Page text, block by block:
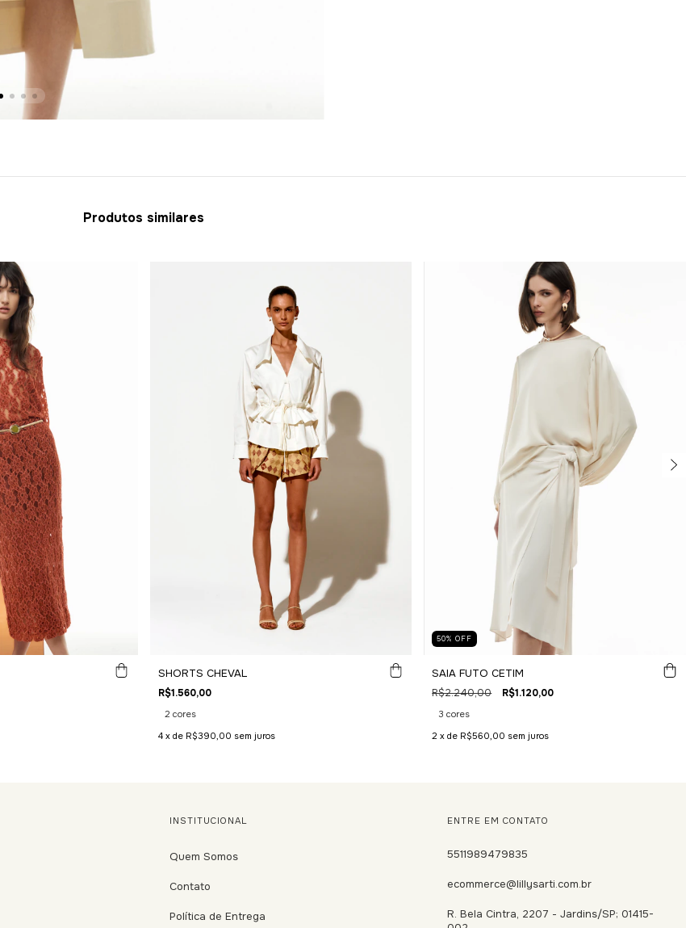
Produtos similares
SHORTS CHEVAL
R$1.560,00
2 cores
4 x de R$390,00 sem juros
50%OFF
SAIA FUTO CETIM
R$2.240,00 R$1.120,00
3 cores
2 x de R$560,00 sem juros
INSTITUCIONAL
Quem Somos
Contato
Política de Entrega
ENTRE EM CONTATO
5511989479835
ecommerce@lillysarti.com.br
R. Bela Cintra, 2207 - Jardins/SP; 01415-